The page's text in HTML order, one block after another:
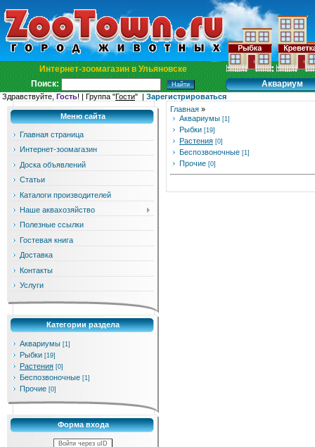
Интернет-зоомагазин в Ульяновске
Поиск:
Аквариум
Здравствуйте, Гость! | Группа "Гости" | Зарегистрироваться
Меню сайта
Главная страница
Интернет-зоомагазин
Доска объявлений
Статьи
Каталоги производителей
Наше аквахозяйство
Полезные ссылки
Гостевая книга
Доставка
Контакты
Услуги
Категории раздела
Аквариумы [1]
Рыбки [19]
Растения [0]
Беспозвоночные [1]
Прочие [0]
Форма входа
Войти через uID
Главная »
Аквариумы [1]
Рыбки [19]
Растения [0]
Беспозвоночные [1]
Прочие [0]